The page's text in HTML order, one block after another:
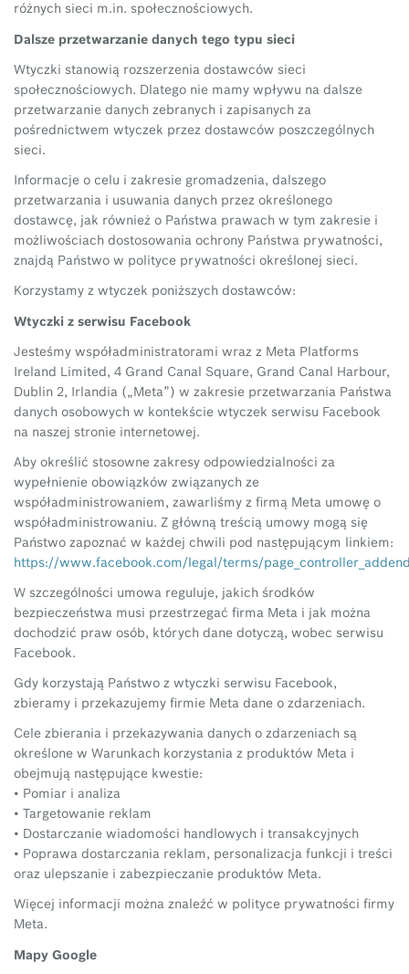
różnych sieci m.in. społecznościowych.
Dalsze przetwarzanie danych tego typu sieci
Wtyczki stanowią rozszerzenia dostawców sieci
społecznościowych. Dlatego nie mamy wpływu na dalsze
przetwarzanie danych zebranych i zapisanych za
pośrednictwem wtyczek przez dostawców poszczególnych
sieci.
Informacje o celu i zakresie gromadzenia, dalszego
przetwarzania i usuwania danych przez określonego
dostawcę, jak również o Państwa prawach w tym zakresie i
możliwościach dostosowania ochrony Państwa prywatności,
znajdą Państwo w polityce prywatności określonej sieci.
Korzystamy z wtyczek poniższych dostawców:
Wtyczki z serwisu Facebook
Jesteśmy współadministratorami wraz z Meta Platforms
Ireland Limited, 4 Grand Canal Square, Grand Canal Harbour,
Dublin 2, Irlandia („Meta”) w zakresie przetwarzania Państwa
danych osobowych w kontekście wtyczek serwisu Facebook
na naszej stronie internetowej.
Aby określić stosowne zakresy odpowiedzialności za
wypełnienie obowiązków związanych ze
współadministrowaniem, zawarliśmy z firmą Meta umowę o
współadministrowaniu. Z główną treścią umowy mogą się
Państwo zapoznać w każdej chwili pod następującym linkiem:
https://www.facebook.com/legal/terms/
W szczególności umowa reguluje, jakich środków
bezpieczeństwa musi przestrzegać firma Meta i jak można
dochodzić praw osób, których dane dotyczą, wobec serwisu
Facebook.
Gdy korzystają Państwo z wtyczki serwisu Facebook,
zbieramy i przekazujemy firmie Meta dane o zdarzeniach.
Cele zbierania i przekazywania danych o zdarzeniach są
określone w Warunkach korzystania z produktów Meta i
obejmują następujące kwestie:
• Pomiar i analiza
• Targetowanie reklam
• Dostarczanie wiadomości handlowych i transakcyjnych
• Poprawa dostarczania reklam, personalizacja funkcji i treści
oraz ulepszanie i zabezpieczanie produktów Meta.
Więcej informacji można znaleźć w polityce prywatności firmy
Meta.
Mapy Google